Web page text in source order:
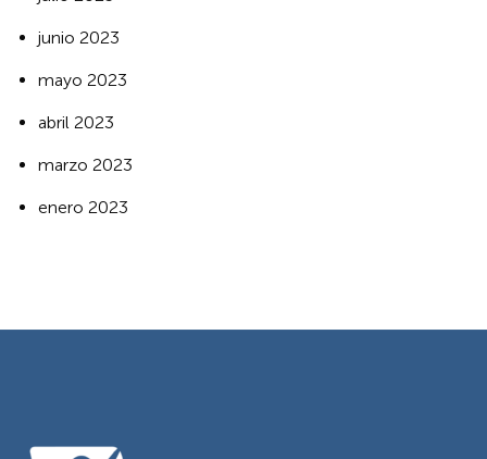
junio 2023
mayo 2023
abril 2023
marzo 2023
enero 2023